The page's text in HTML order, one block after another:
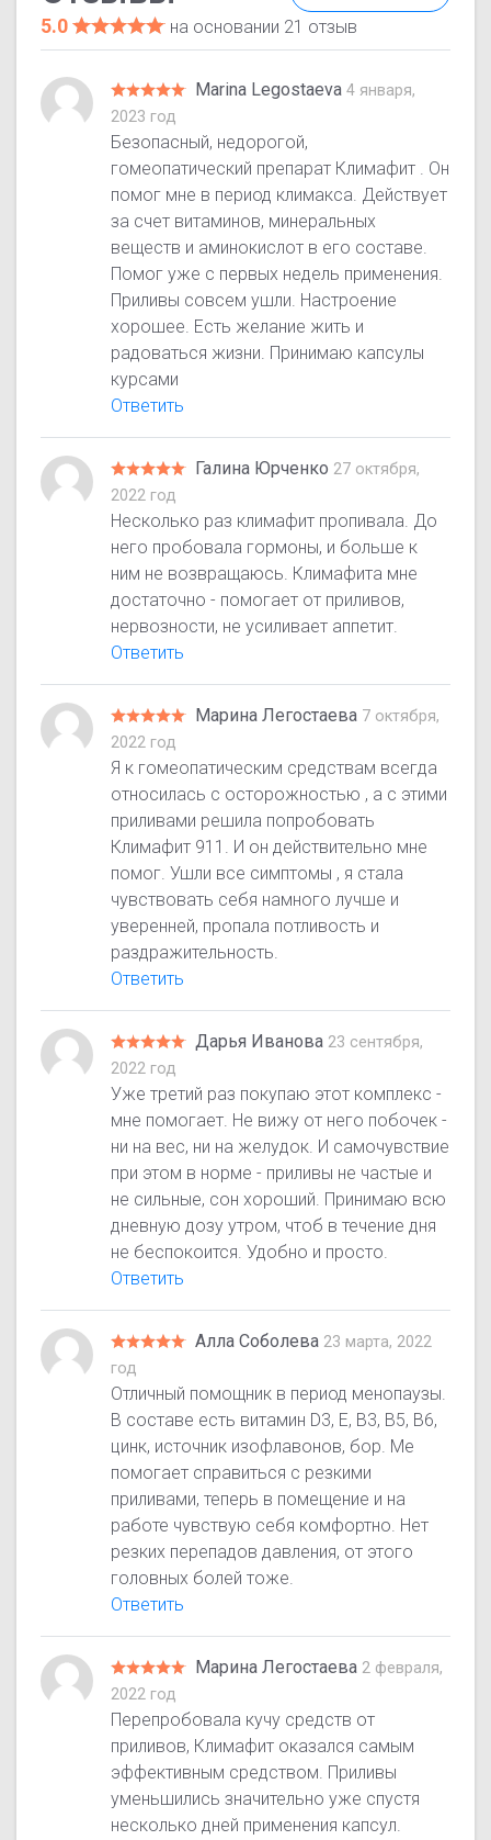
5.0 на основании 21 отзыв
Marina Legostaeva4 января,
2023 год
Безопасный, недорогой,
гомеопатический препарат Климафит . Он
помог мне в период климакса. Действует
за счет витаминов, минеральных
веществ и аминокислот в его составе.
Помог уже с первых недель применения.
Приливы совсем ушли. Настроение
хорошее. Есть желание жить и
радоваться жизни. Принимаю капсулы
курсами
Ответить
Галина Юрченко 27 октября,
2022 год
Несколько раз климафит пропивала. До
него пробовала гормоны, и больше к
ним не возвращаюсь. Климафита мне
достаточно - помогает от приливов,
нервозности, не усиливает аппетит.
Ответить
Марина Легостаева 7 октября,
2022 год
Я к гомеопатическим средствам всегда
относилась с осторожностью , а с этими
приливами решила попробовать
Климафит 911. И он действительно мне
помог. Ушли все симптомы , я стала
чувствовать себя намного лучше и
уверенней, пропала потливость и
раздражительность.
Ответить
Дарья Иванова 23 сентября,
2022 год
Уже третий раз покупаю этот комплекс -
мне помогает. Не вижу от него побочек -
ни на вес, ни на желудок. И самочувствие
при этом в норме - приливы не частые и
не сильные, сон хороший. Принимаю всю
дневную дозу утром, чтоб в течение дня
не беспокоится. Удобно и просто.
Ответить
Алла Соболева 23 марта, 2022
год
Отличный помощник в период менопаузы.
В составе есть витамин D3, Е, В3, В5, В6,
цинк, источник изофлавонов, бор. Ме
помогает справиться с резкими
приливами, теперь в помещение и на
работе чувствую себя комфортно. Нет
резких перепадов давления, от этого
головных болей тоже.
Ответить
Марина Легостаева 2 февраля,
2022 год
Перепробовала кучу средств от
приливов, Климафит оказался самым
эффективным средством. Приливы
уменьшились значительно уже спустя
несколько дней применения капсул.